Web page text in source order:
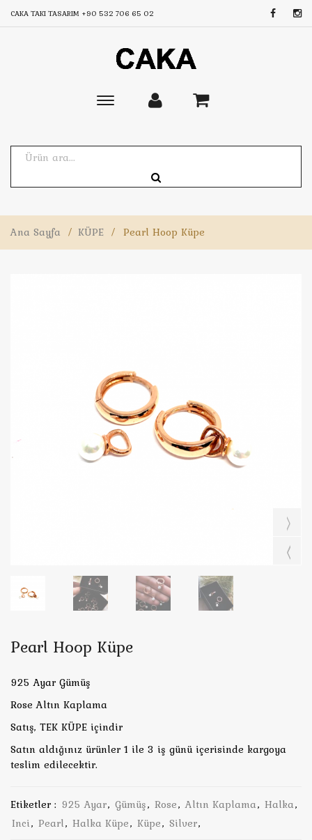
CAKA TAKI TASARIM +90 532 706 65 02
Toggle
Ana Sayfa / KÜPE / Pearl Hoop Küpe
Pearl Hoop Küpe
925 Ayar Gümüş
Rose Altın Kaplama
Satış, TEK KÜPE içindir
Satın aldığınız ürünler 1 ile 3 iş günü içerisinde kargoya
teslim edilecektir.
Etiketler : 925 Ayar, Gümüş, Rose, Altın Kaplama, Halka,
Inci, Pearl, Halka Küpe, Küpe, Silver,